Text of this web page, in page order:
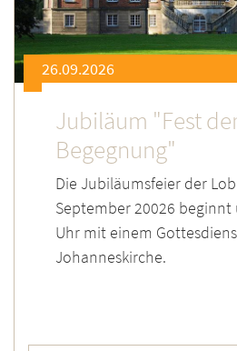
26.09.2026
Jubiläum "Fest
Begegnung"
Die Jubiläumsfeier der
September 20026 beginnt
Uhr mit einem
Johanneskirche.